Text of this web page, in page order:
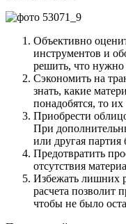
Объективно
инструментов и
решить, что нужно
Сэкономить на
знать, какие
понадобятся, то
Приобрести
При
или другая партия
Предотвратить
отсутствия
Избежать лишних
расчета позволит
чтобы не было